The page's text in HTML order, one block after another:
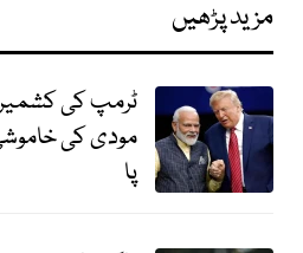
مزید پڑھیں
ٹرمپ کی کشمیر
مودی کی
پا